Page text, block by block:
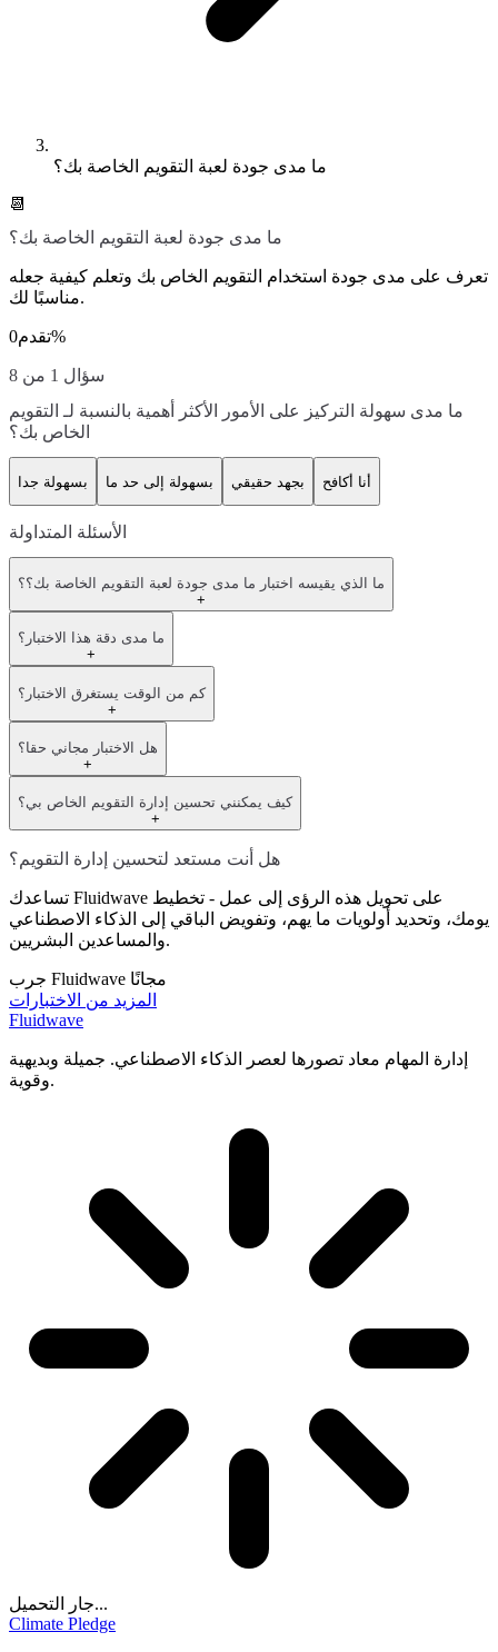
ما مدى جودة لعبة التقويم الخاصة بك؟
📆
ما مدى جودة لعبة التقويم الخاصة بك؟
تعرف على مدى جودة استخدام التقويم الخاص بك وتعلم كيفية جعله
مناسبًا لك.
تقدم0 %
سؤال 1 من 8
ما مدى سهولة التركيز على الأمور الأكثر أهمية بالنسبة لـ التقويم
الخاص بك؟
بسهولة جدا بسهولة إلى حد ما بجهد حقيقي أنا أكافح
الأسئلة المتداولة
ما الذي يقيسه اختبار ما مدى جودة لعبة التقويم الخاصة بك؟؟
+
ما مدى دقة هذا الاختبار؟
+
كم من الوقت يستغرق الاختبار؟
+
هل الاختبار مجاني حقا؟
+
كيف يمكنني تحسين إدارة التقويم الخاص بي؟
+
هل أنت مستعد لتحسين إدارة التقويم؟
تساعدك Fluidwave على تحويل هذه الرؤى إلى عمل - تخطيط
يومك، وتحديد أولويات ما يهم، وتفويض الباقي إلى الذكاء الاصطناعي
والمساعدين البشريين.
جرب Fluidwave مجانًا
المزيد من الاختبارات
Fluidwave
إدارة المهام معاد تصورها لعصر الذكاء الاصطناعي. جميلة وبديهية
وقوية.
جار التحميل...
Climate Pledge